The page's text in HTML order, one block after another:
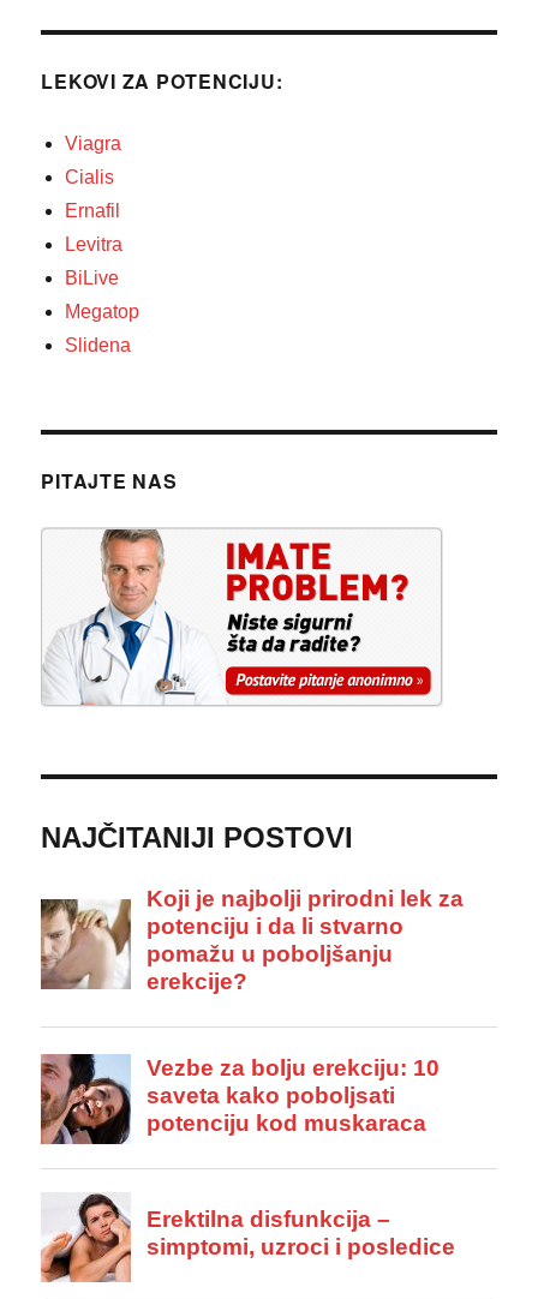
LEKOVI ZA POTENCIJU:
Viagra
Cialis
Ernafil
Levitra
BiLive
Megatop
Slidena
PITAJTE NAS
NAJČITANIJI POSTOVI